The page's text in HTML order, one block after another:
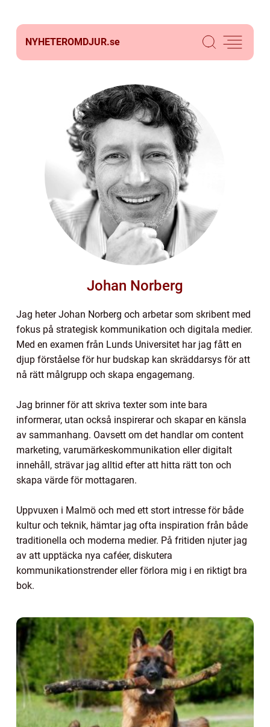
NYHETEROMDJUR.se
Johan Norberg
Jag heter Johan Norberg och arbetar som skribent med
fokus på strategisk kommunikation och digitala medier.
Med en examen från Lunds Universitet har jag fått en
djup förståelse för hur budskap kan skräddarsys för att
nå rätt målgrupp och skapa engagemang.
Jag brinner för att skriva texter som inte bara
informerar, utan också inspirerar och skapar en känsla
av sammanhang. Oavsett om det handlar om content
marketing, varumärkeskommunikation eller digitalt
innehåll, strävar jag alltid efter att hitta rätt ton och
skapa värde för mottagaren.
Uppvuxen i Malmö och med ett stort intresse för både
kultur och teknik, hämtar jag ofta inspiration från både
traditionella och moderna medier. På fritiden njuter jag
av att upptäcka nya caféer, diskutera
kommunikationstrender eller förlora mig i en riktigt bra
bok.